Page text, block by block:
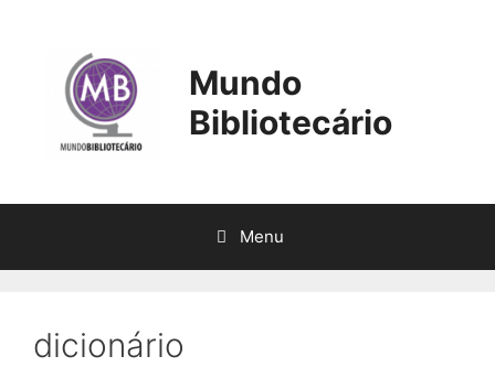
conteúdo
Mundo
Bibliotecário
Menu
dicionário